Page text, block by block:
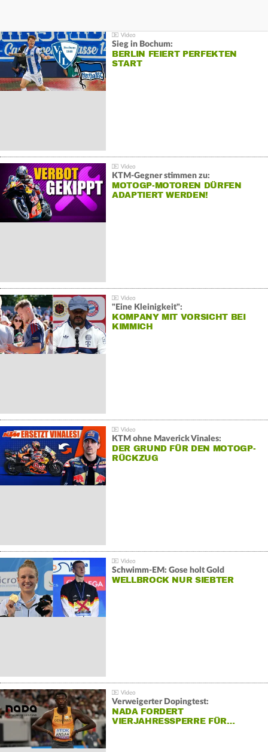
Sieg in Bochum:
BERLIN FEIERT PERFEKTEN
START
KTM-Gegner stimmen zu:
MOTOGP-MOTOREN DÜRFEN
ADAPTIERT WERDEN!
"Eine Kleinigkeit":
KOMPANY MIT VORSICHT BEI
KIMMICH
KTM ohne Maverick Vinales:
DER GRUND FÜR DEN MOTOGP-
RÜCKZUG
Schwimm-EM: Gose holt Gold
WELLBROCK NUR SIEBTER
Verweigerter Dopingtest:
NADA FORDERT
VIERJAHRESSPERRE FÜR…